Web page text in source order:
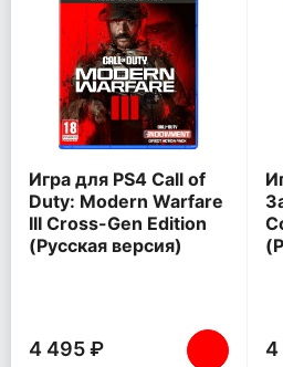
Игра для PS4 Call of
Duty: Modern Warfare
III Cross-Gen Edition
(Русская версия)
4 495 ₽ 4